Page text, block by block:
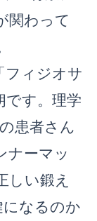
関わって
フィジオサ
です。理学
患者さん
ナーマッ
しい鍛え
なるのか